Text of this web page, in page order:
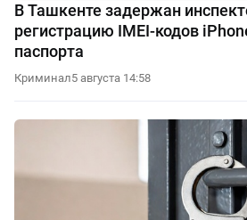
В Ташкенте задержан
регистрацию IMEI-кодов
паспорта
Криминал5 августа 14:58